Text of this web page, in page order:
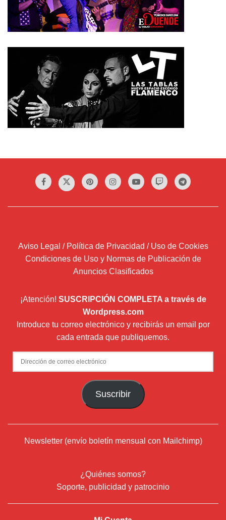
Aviso Legal / Política de Privacidad / Uso de Cookies
Condiciones de Uso y Normas de Publicación de
Anuncios Clasificados
¡Atención! SUSCRIPCIÓN COMPLETA a través de
Wordpress.com
Introduce tu correo electrónico y recibirás un email por
cada entrada que publiquemos.
Dirección
de
Suscribir
Newsletter (envío boletín mensual con Mailchimp)
¿Quiénes somos?
Soporte, publicidad y patrocinio